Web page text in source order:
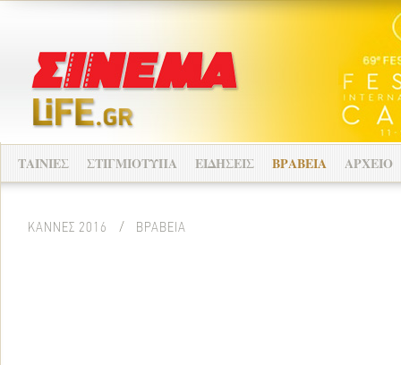
ΤΑΙΝΙΕΣ ΣΤΙΓΜΙΟΤΥΠΑ ΕΙΔΗΣΕΙΣ ΒΡΑΒΕΙΑ ΑΡΧΕΙΟ
ΚΑΝΝΕΣ 2016 / ΒΡΑΒΕΙΑ